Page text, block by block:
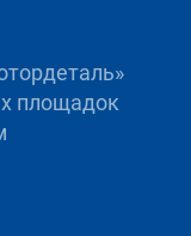
площадок